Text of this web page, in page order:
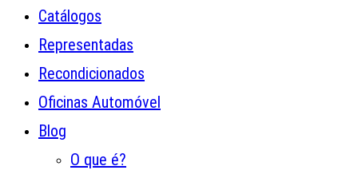
Catálogos
Representadas
Recondicionados
Oficinas Automóvel
Blog
O que é?